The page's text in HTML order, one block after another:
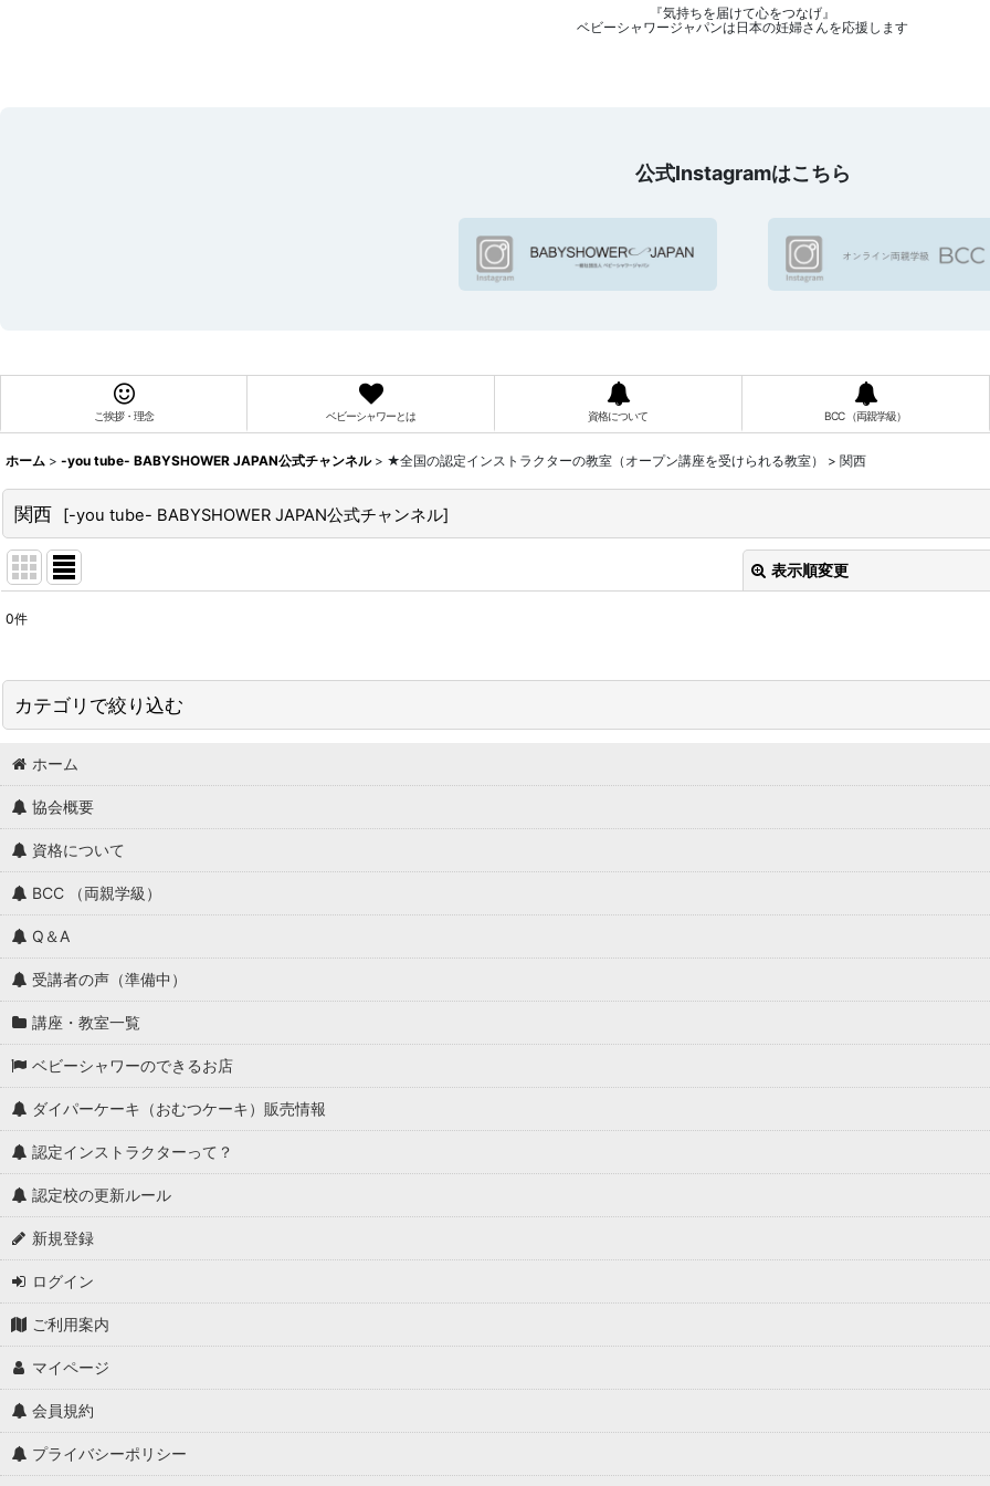
『気持ちを届けて心をつなげ』
ベビーシャワージャパンは日本の妊婦さんを応援します
公式Instagramはこちら
ご挨拶・理念 ベビーシャワーとは 資格について BCC （両親学級）
ホーム > -you tube- BABYSHOWER JAPAN公式チャンネル > ★全国の認定インストラクターの教室（オープン講座を受けられる教室） > 関西
関西 [-you tube- BABYSHOWER JAPAN公式チャンネル]
表示順変更
表示数
並び順:
0件
カテゴリで絞り込む
★全国の認定インストラクターの教室（オープン講座を受けられる教室） (全表示)
北海道・東北
関東
関西
中国・四国
ホーム
協会概要
資格について
BCC （両親学級）
Q＆A
受講者の声（準備中）
講座・教室一覧
ベビーシャワーのできるお店
ダイパーケーキ（おむつケーキ）販売情報
認定インストラクターって？
認定校の更新ルール
新規登録
ログイン
ご利用案内
マイページ
会員規約
プライバシーポリシー